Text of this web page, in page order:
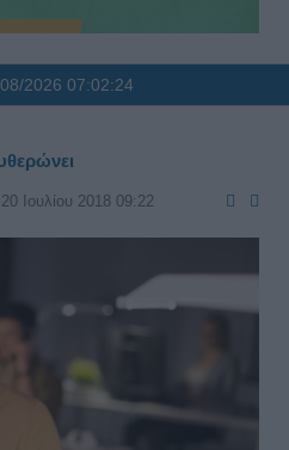
2026 07:02:24
Ιουλίου 2018 09:22